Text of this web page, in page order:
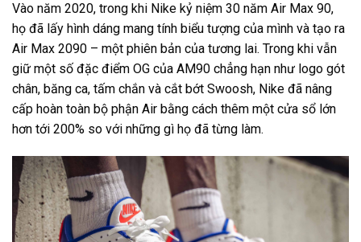
Vào năm 2020, trong khi Nike kỷ niệm 30 năm Air Max 90,
họ đã lấy hình dáng mang tính biểu tượng của mình và tạo ra
Air Max 2090 – một phiên bản của tương lai. Trong khi vẫn
giữ một số đặc điểm OG của AM90 chẳng hạn như logo gót
chân, băng ca, tấm chắn và cắt bớt Swoosh, Nike đã nâng
cấp hoàn toàn bộ phận Air bằng cách thêm một cửa sổ lớn
hơn tới 200% so với những gì họ đã từng làm.